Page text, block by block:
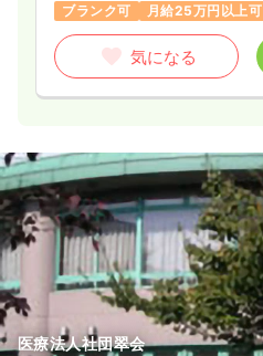
ブランク可
月給25万円以上可
気になる
医療法人社団翠会